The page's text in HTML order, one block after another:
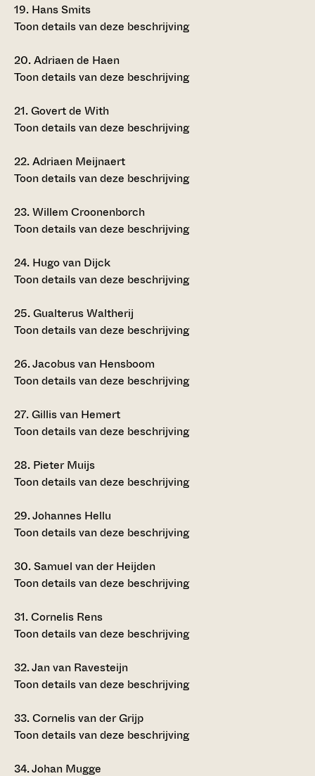
19. Hans Smits
Toon details van deze beschrijving
20.Adriaen de Haen
Toon details van deze beschrijving
21.Govert de With
Toon details van deze beschrijving
22.Adriaen Meijnaert
Toon details van deze beschrijving
23.Willem Croonenborch
Toon details van deze beschrijving
24. Hugo van Dijck
Toon details van deze beschrijving
25.Gualterus Waltherij
Toon details van deze beschrijving
26.Jacobus van Hensboom
Toon details van deze beschrijving
27.Gillis van Hemert
Toon details van deze beschrijving
28. Pieter Muijs
Toon details van deze beschrijving
29.Johannes Hellu
Toon details van deze beschrijving
30.Samuel van der Heijden
Toon details van deze beschrijving
31.Cornelis Rens
Toon details van deze beschrijving
32.Jan van Ravesteijn
Toon details van deze beschrijving
33.Cornelis van der Grijp
Toon details van deze beschrijving
34.Johan Mugge